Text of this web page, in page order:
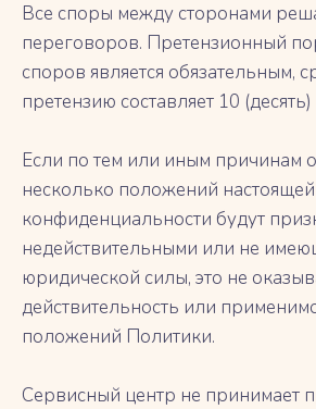
Все споры между сторонами
переговоров. Претензионный
споров является обязательным,
претензию составляет 10
Если по тем или иным причинам
несколько положений
конфиденциальности будут
недействительными или не
юридической силы, это не
действительность или
положений Политики.
Сервисный центр не принимает